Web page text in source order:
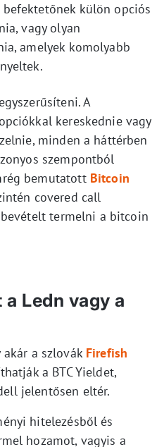
külön opciós
vagy olyan
amelyek komolyabb
A
kereskednie vagy
minden a háttérben
szempontból
bemutatott Bitcoin
covered call
termelni a bitcoin
Ledn vagy a
akár a szlovák Firefish
a BTC Yieldet,
jelentősen eltér.
hitelezésből és
hozamot, vagyis a